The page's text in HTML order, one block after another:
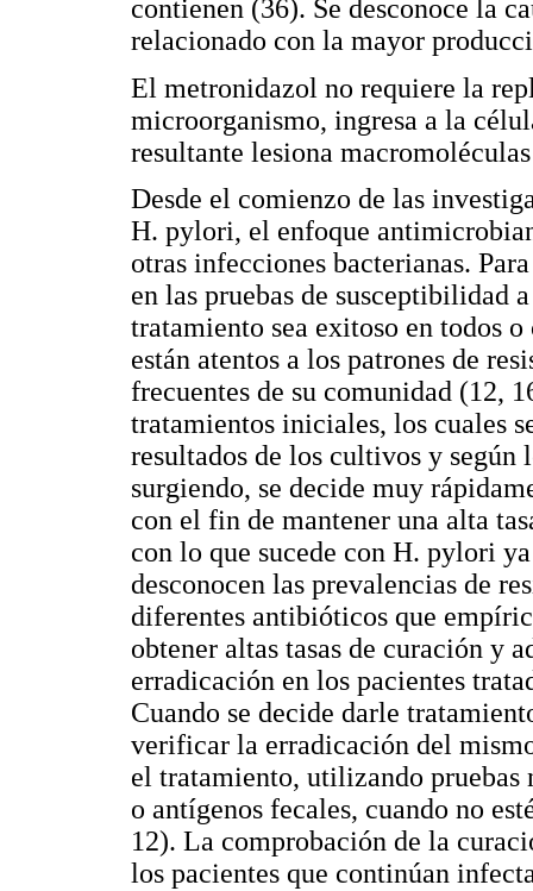
contienen (36). Se desconoce la
relacionado con la mayor
El metronidazol no requiere la
microorganismo, ingresa a la
resultante lesiona
Desde el comienzo de las
H. pylori, el enfoque
otras infecciones bacterianas.
en las pruebas de susceptibilidad
tratamiento sea exitoso en todos
están atentos a los patrones de
frecuentes de su comunidad (12,
tratamientos iniciales, los cuales
resultados de los cultivos y según
surgiendo, se decide muy
con el fin de mantener una alta
con lo que sucede con H. pylori
desconocen las prevalencias de
diferentes antibióticos que
obtener altas tasas de curación y
erradicación en los pacientes
Cuando se decide darle
verificar la erradicación del
el tratamiento, utilizando pruebas
o antígenos fecales, cuando no
12). La comprobación de la
los pacientes que continúan